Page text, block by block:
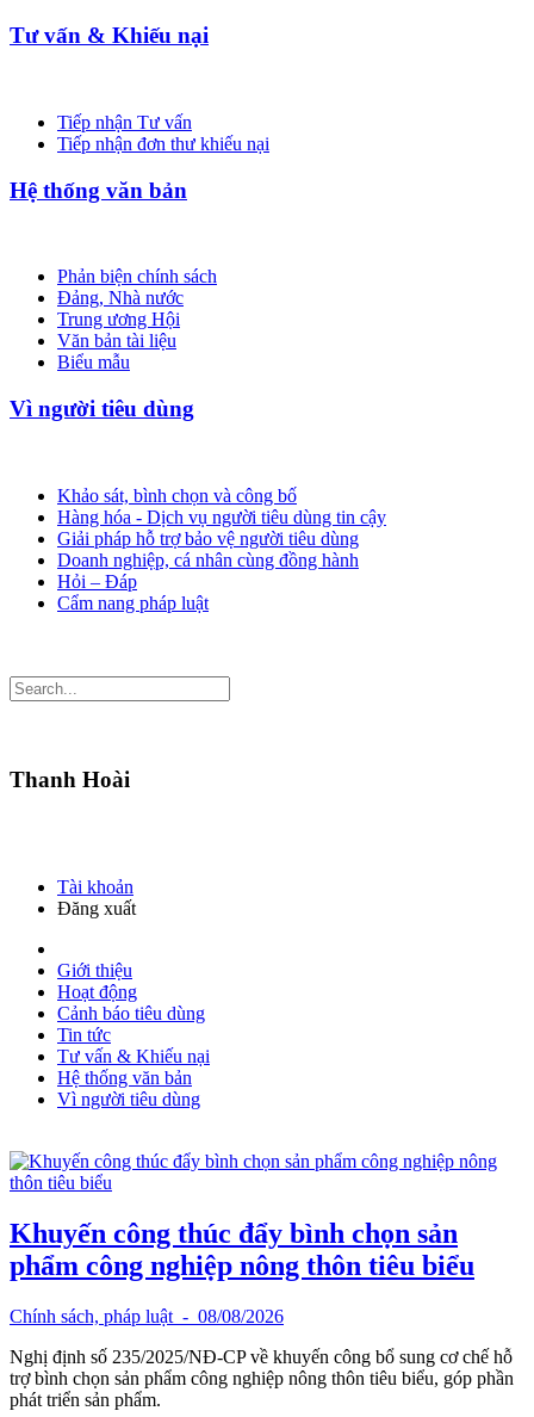
Tư vấn & Khiếu nại
Tiếp nhận Tư vấn
Tiếp nhận đơn thư khiếu nại
Hệ thống văn bản
Phản biện chính sách
Đảng, Nhà nước
Trung ương Hội
Văn bản tài liệu
Biểu mẫu
Vì người tiêu dùng
Khảo sát, bình chọn và công bố
Hàng hóa - Dịch vụ người tiêu dùng tin cậy
Giải pháp hỗ trợ bảo vệ người tiêu dùng
Doanh nghiệp, cá nhân cùng đồng hành
Hỏi – Đáp
Cẩm nang pháp luật
Thanh Hoài
Tài khoản
Đăng xuất
Giới thiệu
Hoạt động
Cảnh báo tiêu dùng
Tin tức
Tư vấn & Khiếu nại
Hệ thống văn bản
Vì người tiêu dùng
Khuyến công thúc đẩy bình chọn sản
phẩm công nghiệp nông thôn tiêu biểu
Chính sách, pháp luật - 08/08/2026
Nghị định số 235/2025/NĐ-CP về khuyến công bổ sung cơ chế hỗ
trợ bình chọn sản phẩm công nghiệp nông thôn tiêu biểu, góp phần
phát triển sản phẩm.